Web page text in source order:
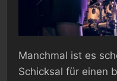
Manchmal ist es
Schicksal für einen